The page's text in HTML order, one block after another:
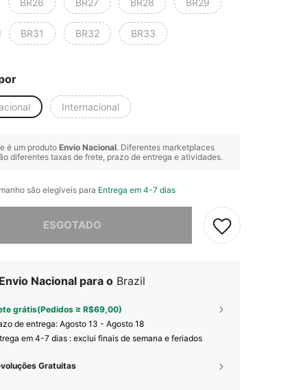
BR26 BR27 BR28 BR29
BR31 BR32 BR33
Internacional
é um produto Envio Nacional. Diferentes marketplaces
diferentes taxas de frete, prazo de entrega e atividades.
são elegíveis para Entrega em 4-7 dias
ESGOTADO
Nacional para o Brazil
grátis(Pedidos ≥ R$69,00)
de entrega: Agosto 13 - Agosto 18
em 4-7 dias : exclui finais de semana e feriados
Gratuitas